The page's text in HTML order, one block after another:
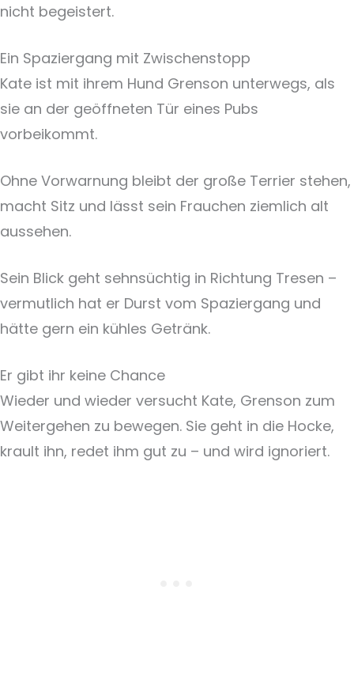
nicht begeistert.
Ein Spaziergang mit Zwischenstopp
Kate ist mit ihrem Hund Grenson unterwegs, als
sie an der geöffneten Tür eines Pubs
vorbeikommt.
Ohne Vorwarnung bleibt der große Terrier stehen,
macht Sitz und lässt sein Frauchen ziemlich alt
aussehen.
Sein Blick geht sehnsüchtig in Richtung Tresen –
vermutlich hat er Durst vom Spaziergang und
hätte gern ein kühles Getränk.
Er gibt ihr keine Chance
Wieder und wieder versucht Kate, Grenson zum
Weitergehen zu bewegen. Sie geht in die Hocke,
krault ihn, redet ihm gut zu – und wird ignoriert.